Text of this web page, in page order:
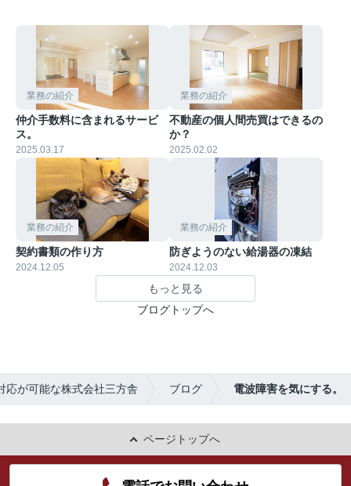
業務の紹介
仲介手数料に含まれるサービ
ス。
2025.03.17
業務の紹介
不動産の個人間売買はできるの
か？
2025.02.02
業務の紹介
契約書類の作り方
2024.12.05
業務の紹介
防ぎようのない給湯器の凍結
2024.12.03
もっと見る
ブログトップへ
応が可能な株式会社三方舎 ブログ 電波障害を気にする。
ページトップへ